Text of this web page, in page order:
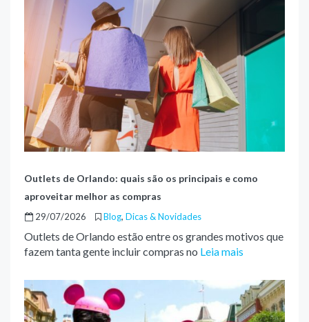
Outlets de Orlando: quais são os principais e como
aproveitar melhor as compras
29/07/2026 Blog, Dicas & Novidades
Outlets de Orlando estão entre os grandes motivos que
fazem tanta gente incluir compras no Leia mais